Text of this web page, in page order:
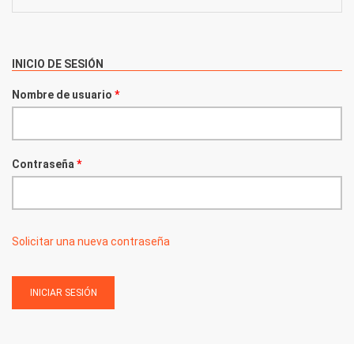
INICIO DE SESIÓN
Nombre de usuario *
Contraseña*
Solicitar una nueva contraseña